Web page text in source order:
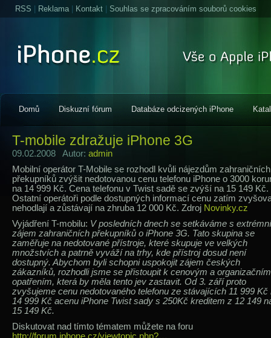
RSS Reklama| Kontakt Souhlas se zpracováním souborů cookies
Domů Diskuzní fórum Databáze odcizených iPhone
T-mobile zdražuje iPhone 3G
09.02.2008 Autor: admin
Mobilní operátor T-Mobile se rozhodl kvůli nájezdům zahraničních
překupníků zvýšit nedotovanou cenu telefonu iPhone o 3000
na 14 999 Kč. Cena telefonu v Twist sadě se zvýší na 15 149 Kč.
Ostatní operátoři podle dostupných informací cenu zatím
nehodlají a zůstávají na zhruba 12 000 Kč. Zdroj Novinky.cz
Vyjádření T-mobilu: V posledních dnech se setkáváme s
zájem zahraničních překupníků o iPhone 3G. Tato skupina se
zaměřuje na nedotované přístroje, které skupuje ve velkých
množstvích a patrně vyváží na trhy, kde přístroj dosud není
dostupný. Abychom byli schopni uspokojit zájem českých
zákazníků, rozhodli jsme se přistoupit k cenovým a organizačním
opatřením, která by měla tento jev zastavit. Od 3. září proto
zvyšujeme cenu nedotovaného telefonu ze stávajících 11 999 Kč
14 999 Kč acenu iPhone Twist sady s 250Kč kreditem z 12 149
15 149 Kč.
Diskutovat nad tímto tématem můžete na foru